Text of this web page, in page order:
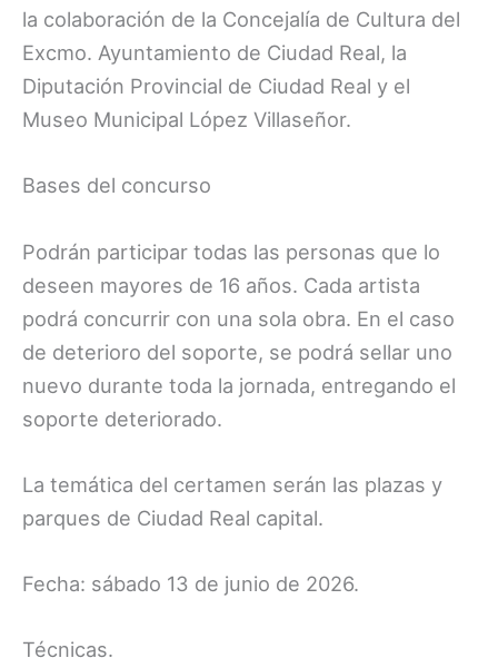
la colaboración de la Concejalía de Cultura del
Excmo. Ayuntamiento de Ciudad Real, la
Diputación Provincial de Ciudad Real y el
Museo Municipal López Villaseñor.
Bases del concurso
Podrán participar todas las personas que lo
deseen mayores de 16 años. Cada artista
podrá concurrir con una sola obra. En el caso
de deterioro del soporte, se podrá sellar uno
nuevo durante toda la jornada, entregando el
soporte deteriorado.
La temática del certamen serán las plazas y
parques de Ciudad Real capital.
Fecha: sábado 13 de junio de 2026.
Técnicas.